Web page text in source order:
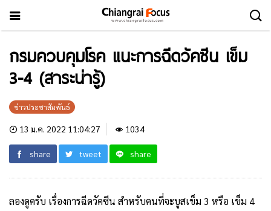
กรมควบคุมโรค แนะการฉีดวัคซีน เข็ม
3-4 (สาระน่ารู้)
ข่าวประชาสัมพันธ์
13 ม.ค. 2022 11:04:27 1034
share tweet share
ลองดูครับ เรื่องการฉีดวัคซีน สำหรับคนที่จะบูสเข็ม 3 หรือ เข็ม 4